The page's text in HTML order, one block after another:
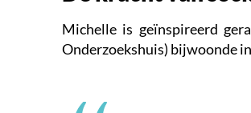
Michelle is geïnspireerd
Onderzoekshuis) bijwoonde